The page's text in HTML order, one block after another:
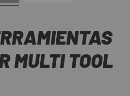
MULTI TOOL